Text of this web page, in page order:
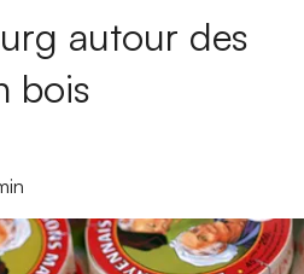
autour des
bois